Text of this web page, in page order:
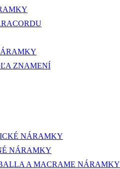
ZNAMENÍ
NÁRAMKY
NÁRAMKY
A MACRAME NÁRAMKY